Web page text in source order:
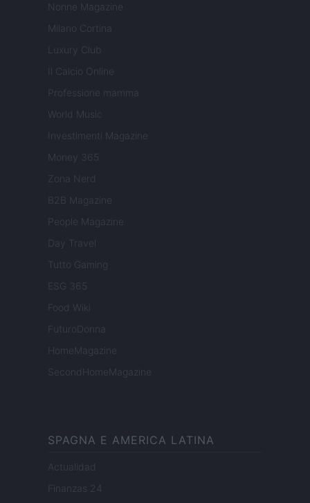
Nonne Magazine
Milano Cortina
Luxury Club
Il Calcio Online
Professione mamma
World Music
Investimenti Magazine
Money 365
Zona Nerd
B2B Magazine
People Magazine
Day Travel
Tutto Gaming
ESG 365
Food Wiki
FuturoDonna
HomeMagazine
SecondHomeMagazine
SPAGNA E AMERICA LATINA
Actualidad
Finanzas 24